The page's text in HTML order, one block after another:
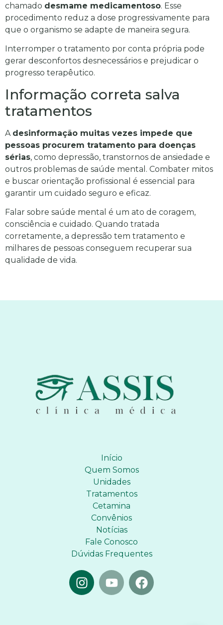
chamado desmame medicamentoso. Esse
procedimento reduz a dose progressivamente para
que o organismo se adapte de maneira segura.
Interromper o tratamento por conta própria pode
gerar desconfortos desnecessários e prejudicar o
progresso terapêutico.
Informação correta salva
tratamentos
A desinformação muitas vezes impede que
pessoas procurem tratamento para doenças
sérias, como depressão, transtornos de ansiedade e
outros problemas de saúde mental. Combater mitos
e buscar orientação profissional é essencial para
garantir um cuidado seguro e eficaz.
Falar sobre saúde mental é um ato de coragem,
consciência e cuidado. Quando tratada
corretamente, a depressão tem tratamento e
milhares de pessoas conseguem recuperar sua
qualidade de vida.
Início
Quem Somos
Unidades
Tratamentos
Cetamina
Convênios
Notícias
Fale Conosco
Dúvidas Frequentes